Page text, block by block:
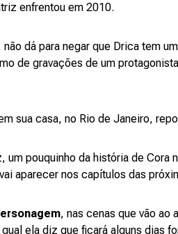
enfrentou em 2010.
dá para negar que Drica tem
de gravações de um
sua casa, no Rio de Janeiro,
um pouquinho da história de Cora
aparecer nos capítulos das
, nas cenas que vão ao
ela diz que ficará alguns dias